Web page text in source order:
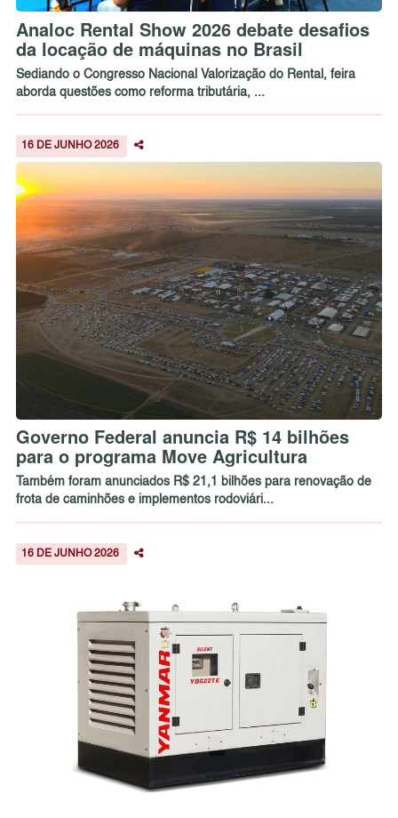
Analoc Rental Show 2026 debate desafios
da locação de máquinas no Brasil
Sediando o Congresso Nacional Valorização do Rental, feira
aborda questões como reforma tributária, ...
16 DE JUNHO 2026
Governo Federal anuncia R$ 14 bilhões
para o programa Move Agricultura
Também foram anunciados R$ 21,1 bilhões para renovação de
frota de caminhões e implementos rodoviári...
16 DE JUNHO 2026